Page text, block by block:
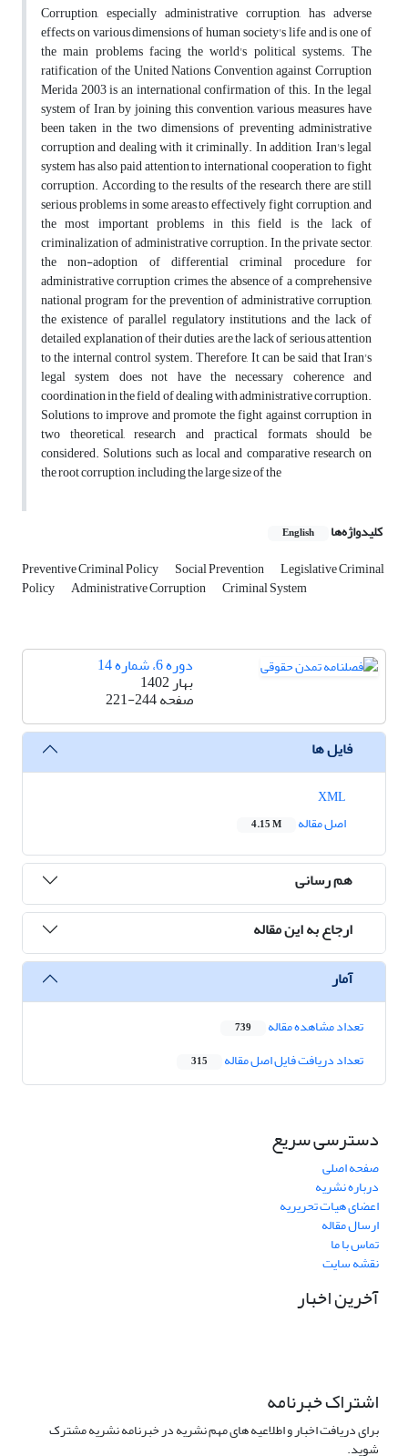
Corruption, especially administrative corruption, has adverse
effects on various dimensions of human society's life and is one of
the main problems facing the world's political systems. The
ratification of the United Nations Convention against Corruption
Merida 2003 is an international confirmation of this. In the legal
system of Iran, by joining this convention, various measures have
been taken in the two dimensions of preventing administrative
corruption and dealing with it criminally. In addition, Iran's legal
system has also paid attention to international cooperation to fight
corruption. According to the results of the research, there are still
serious problems in some areas to effectively fight corruption, and
the most important problems in this field is the lack of
criminalization of administrative corruption. In the private sector,
the non-adoption of differential criminal procedure for
administrative corruption crimes, the absence of a comprehensive
national program for the prevention of administrative corruption,
the existence of parallel regulatory institutions and the lack of
detailed explanation of their duties, are the lack of serious attention
to the internal control system. Therefore, It can be said that Iran's
legal system does not have the necessary coherence and
coordination in the field of dealing with administrative corruption.
Solutions to improve and promote the fight against corruption in
two theoretical, research and practical formats should be
considered. Solutions such as local and comparative research on
the root corruption, including the large size of the
کلیدواژه‌ها English
Preventive Criminal Policy Social Prevention Legislative Criminal
Policy Administrative Corruption Criminal System
دوره 6، شماره 14
بهار 1402
صفحه221-244
فایل ها
اصل مقاله
4.15 M
هم رسانی
ارجاع به این مقاله
آمار
تعداد مشاهده مقاله 739
تعداد دریافت فایل اصل مقاله 315
دسترسی سریع
صفحه اصلی
درباره نشریه
اعضای هیات تحریریه
ارسال مقاله
تماس با ما
نقشه سایت
آخرین اخبار
اشتراک خبرنامه
برای دریافت اخبار و اطلاعیه های مهم نشریه در خبرنامه نشریه مشترک
شوید.